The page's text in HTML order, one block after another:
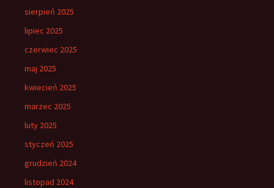
sierpień 2025
lipiec 2025
czerwiec 2025
maj 2025
kwiecień 2025
marzec 2025
luty 2025
styczeń 2025
grudzień 2024
listopad 2024